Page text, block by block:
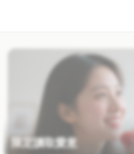
限定讀取愛意